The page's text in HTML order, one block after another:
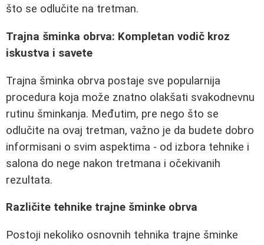
što se odlučite na tretman.
Trajna šminka obrva: Kompletan vodič kroz
iskustva i savete
Trajna šminka obrva postaje sve popularnija
procedura koja može znatno olakšati svakodnevnu
rutinu šminkanja. Međutim, pre nego što se
odlučite na ovaj tretman, važno je da budete dobro
informisani o svim aspektima - od izbora tehnike i
salona do nege nakon tretmana i očekivanih
rezultata.
Različite tehnike trajne šminke obrva
Postoji nekoliko osnovnih tehnika trajne šminke